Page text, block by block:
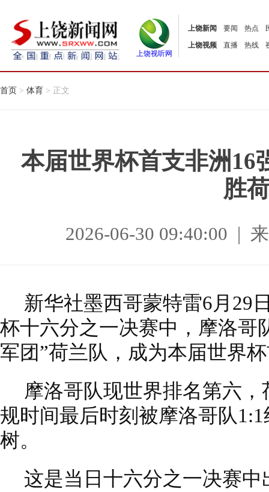
上饶视听网
上饶新闻 要闻 热点
上饶视频
直播 热线
首页 > 体育 > 正文
本届世界杯首支非洲16
胜
2026-06-30 09:40:00 |
新华社墨西哥蒙特雷6月29
杯十六分之一决赛中，摩洛哥
军团”荷兰队，成为本届世界
摩洛哥队现世界排名第六
规时间最后时刻被摩洛哥队
树。
这是当日十六分之一决赛